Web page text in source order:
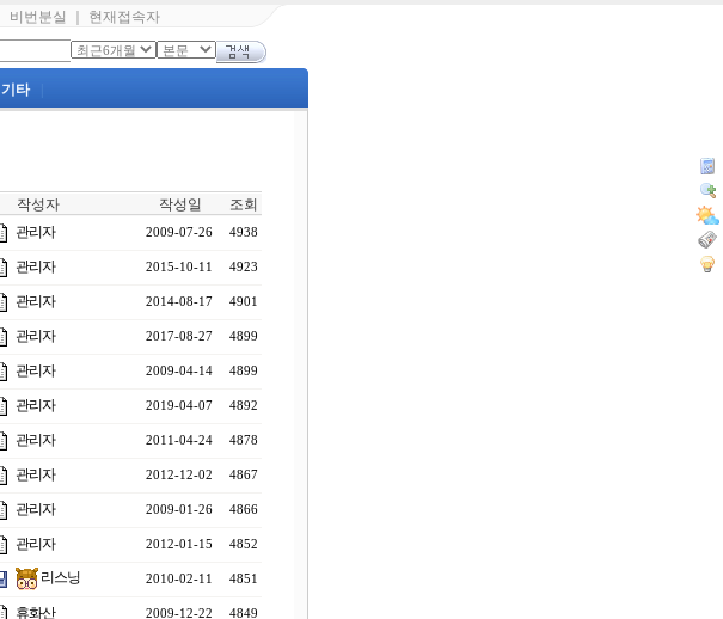
비번분실 현재접속자
기타
작성자 작성일 조회
관리자 2009-07-26 4938
관리자 2015-10-11 4923
관리자 2014-08-17 4901
관리자 2017-08-27 4899
관리자 2009-04-14 4899
관리자 2019-04-07 4892
관리자 2011-04-24 4878
관리자 2012-12-02 4867
관리자 2009-01-26 4866
관리자 2012-01-15 4852
리스닝 2010-02-11 4851
휴화산 2009-12-22 4849